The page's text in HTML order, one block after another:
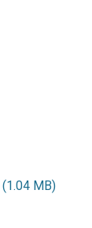
(1.04 MB)